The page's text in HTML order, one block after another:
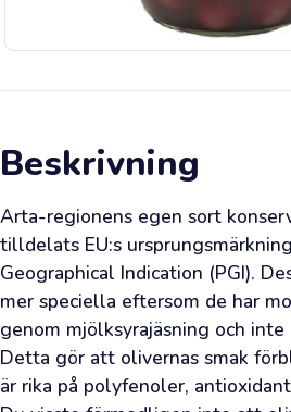
Olive
Idag
Vad
roligt
att
den
gräsiga
Beskrivning
Arta-regionens egen sort
tilldelats EU:s
Geographical Indication (PGI).
mer speciella eftersom de har
genom mjölksyrajäsning och
Detta gör att olivernas smak
är rika på polyfenoler,